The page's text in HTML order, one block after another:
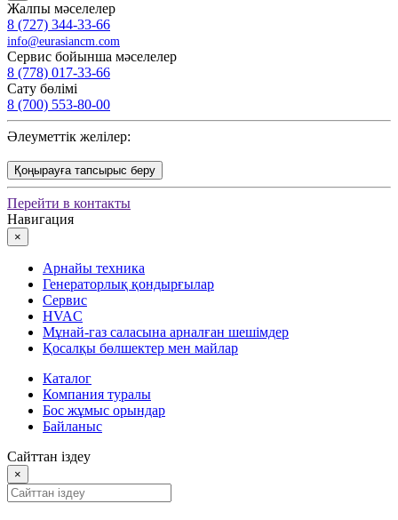
Жалпы мәселелер
8 (727) 344-33-66
info@eurasiancm.com
Сервис бойынша мәселелер
8 (778) 017-33-66
Сату бөлімі
8 (700) 553-80-00
Әлеуметтік желілер:
Қоңырауға тапсырыс беру
Перейти в контакты
Навигация
×
Арнайы техника
Генераторлық қондырғылар
Сервис
HVAC
Мұнай-газ саласына арналған шешімдер
Қосалқы бөлшектер мен майлар
Каталог
Компания туралы
Бос жұмыс орындар
Байланыс
Сайттан іздеу
×